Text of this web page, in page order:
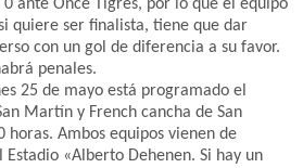
ante Once Tigres, por lo que el equipo
quiere ser finalista, tiene que dar
con un gol de diferencia a su favor.
penales.
25 de mayo está programado el
Martín y French cancha de San
horas. Ambos equipos vienen de
«Alberto Dehenen. Si hay un